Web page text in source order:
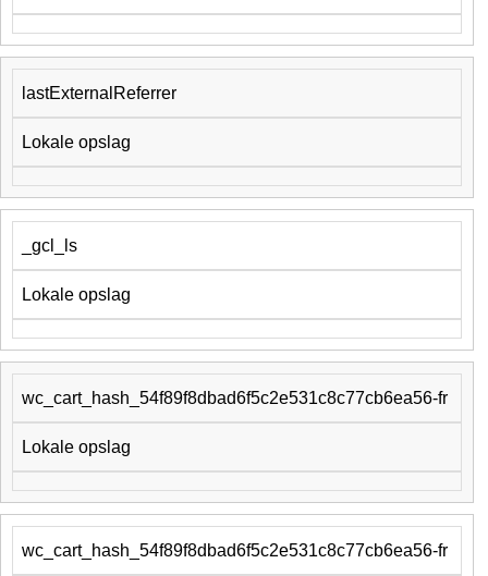
lastExternalReferrer
Lokale opslag
_gcl_ls
Lokale opslag
wc_cart_hash_54f89f8dbad6f5c2e531c8c77cb6ea56-fr
Lokale opslag
wc_cart_hash_54f89f8dbad6f5c2e531c8c77cb6ea56-fr